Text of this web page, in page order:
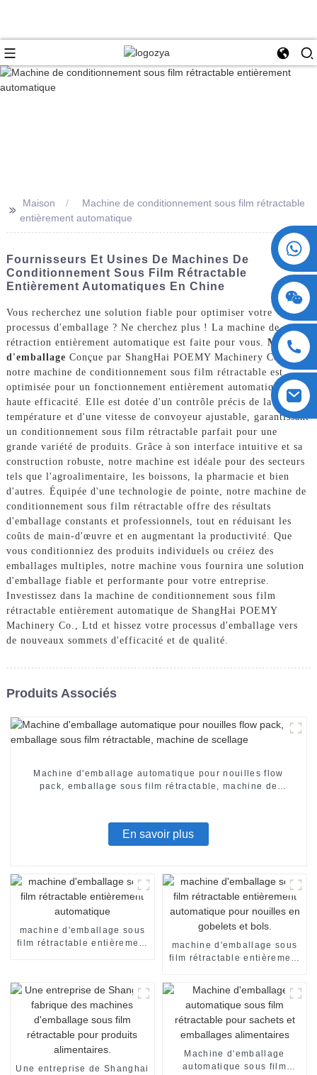
>>
Maison
Machine de conditionnement sous film rétractable
entièrement automatique
Fournisseurs Et Usines De Machines De
Conditionnement Sous Film Rétractable
Entièrement Automatiques En Chine
Vous recherchez une solution fiable pour optimiser votre
processus d'emballage ? Ne cherchez plus ! La machine de
rétraction entièrement automatique est faite pour vous. Machine
d'emballage Conçue par ShangHai POEMY Machinery Co., Ltd,
notre machine de conditionnement sous film rétractable est
optimisée pour un fonctionnement entièrement automatique et à
haute efficacité. Elle est dotée d'un contrôle précis de la
température et d'une vitesse de convoyeur ajustable, garantissant
un conditionnement sous film rétractable parfait pour une
grande variété de produits. Grâce à son interface intuitive et sa
construction robuste, notre machine est idéale pour des secteurs
tels que l'agroalimentaire, les boissons, la pharmacie et bien
d'autres. Équipée d'une technologie de pointe, notre machine de
conditionnement sous film rétractable offre des résultats
d'emballage constants et professionnels, tout en réduisant les
coûts de main-d'œuvre et en augmentant la productivité. Que
vous conditionniez des produits individuels ou créiez des
emballages multiples, notre machine vous fournira une solution
d'emballage fiable et performante pour votre entreprise.
Investissez dans la machine de conditionnement sous film
rétractable entièrement automatique de ShangHai POEMY
Machinery Co., Ltd et hissez votre processus d'emballage vers
de nouveaux sommets d'efficacité et de qualité.
Produits Associés
Machine d'emballage automatique pour nouilles flow
pack, emballage sous film rétractable, machine de
En savoir plus
machine d'emballage sous
film rétractable entièrement
machine d'emballage sous
film rétractable entièrement
Une entreprise de Shanghai
Machine d'emballage
automatique sous film